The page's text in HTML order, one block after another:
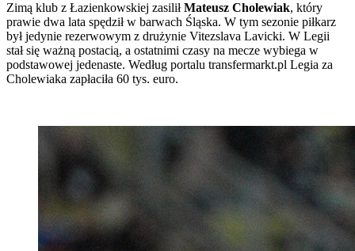
Zimą klub z Łazienkowskiej zasiliłMateusz Cholewiak, który
prawie dwa lata spędził w barwach Śląska. W tym sezonie piłkarz
był jedynie rezerwowym z drużynie Vitezslava Lavicki. W Legii
stał się ważną postacią, a ostatnimi czasy na mecze wybiega w
podstawowej jedenaste. Według portalu transfermarkt.pl Legia za
Cholewiaka zapłaciła 60 tys. euro.